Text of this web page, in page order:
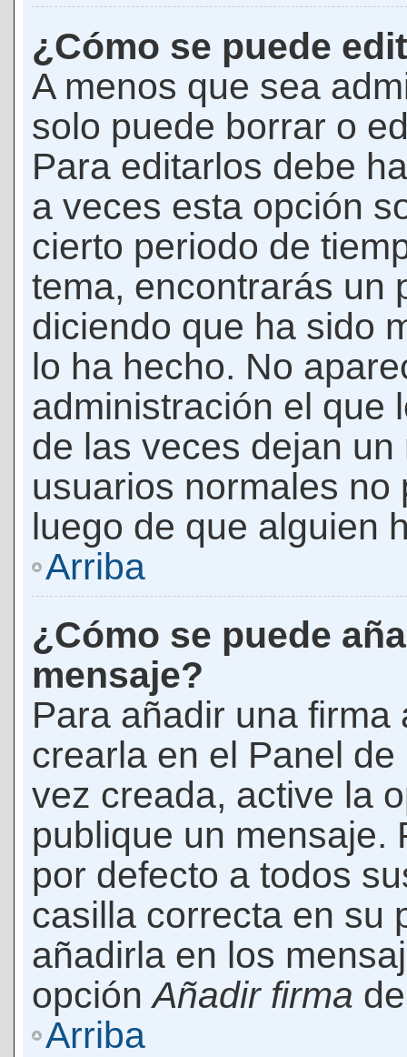
¿Cómo se puede
A menos que sea
solo puede borrar o
Para editarlos debe
a veces esta opción
cierto periodo de
tema, encontrarás un
diciendo que ha sido
lo ha hecho. No
administración el que
de las veces dejan
usuarios normales
luego de que alguien
Arriba
¿Cómo se puede
mensaje?
Para añadir una
crearla en el Panel
vez creada, active la
publique un mensaje.
por defecto a todos
casilla correcta en su
añadirla en los
opciónAñadir firma
Arriba